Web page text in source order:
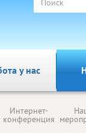
у нас
Интернет-
конференция